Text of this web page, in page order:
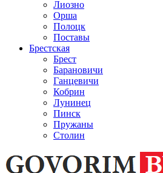
Лиозно
Орша
Полоцк
Поставы
Брестская
Брест
Барановичи
Ганцевичи
Кобрин
Лунинец
Пинск
Пружаны
Столин